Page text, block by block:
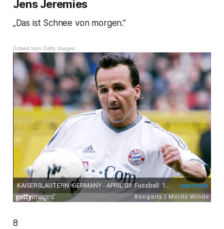
Jens Jeremies
„Das ist Schnee von morgen.”
Embed from Getty Images
8